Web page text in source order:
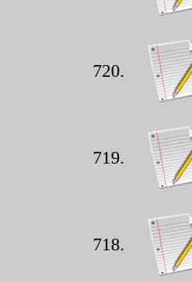
720.
719.
718.